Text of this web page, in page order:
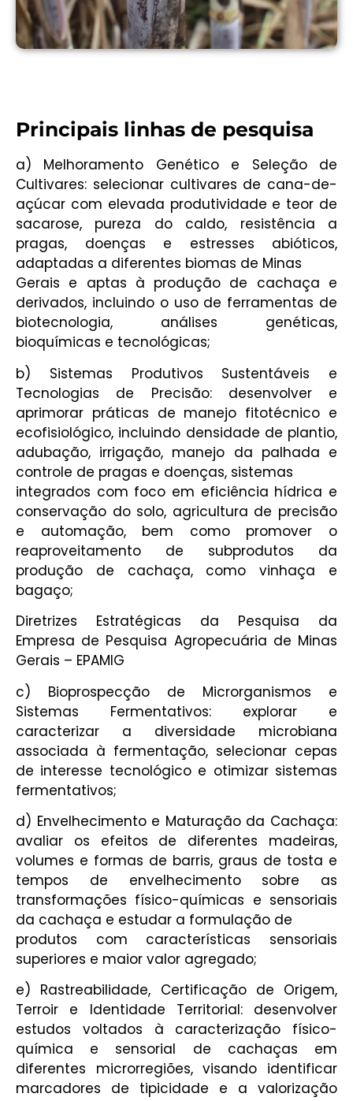
Principais linhas de pesquisa
a) Melhoramento Genético e Seleção de
Cultivares: selecionar cultivares de cana-de-
açúcar com elevada produtividade e teor de
sacarose, pureza do caldo, resistência a
pragas, doenças e estresses abióticos,
adaptadas a diferentes biomas de Minas
Gerais e aptas à produção de cachaça e
derivados, incluindo o uso de ferramentas de
biotecnologia, análises genéticas,
bioquímicas e tecnológicas;
b) Sistemas Produtivos Sustentáveis e
Tecnologias de Precisão: desenvolver e
aprimorar práticas de manejo fitotécnico e
ecofisiológico, incluindo densidade de plantio,
adubação, irrigação, manejo da palhada e
controle de pragas e doenças, sistemas
integrados com foco em eficiência hídrica e
conservação do solo, agricultura de precisão
e automação, bem como promover o
reaproveitamento de subprodutos da
produção de cachaça, como vinhaça e
bagaço;
Diretrizes Estratégicas da Pesquisa da
Empresa de Pesquisa Agropecuária de Minas
Gerais – EPAMIG
c) Bioprospecção de Microrganismos e
Sistemas Fermentativos: explorar e
caracterizar a diversidade microbiana
associada à fermentação, selecionar cepas
de interesse tecnológico e otimizar sistemas
fermentativos;
d) Envelhecimento e Maturação da Cachaça:
avaliar os efeitos de diferentes madeiras,
volumes e formas de barris, graus de tosta e
tempos de envelhecimento sobre as
transformações físico-químicas e sensoriais
da cachaça e estudar a formulação de
produtos com características sensoriais
superiores e maior valor agregado;
e) Rastreabilidade, Certificação de Origem,
Terroir e Identidade Territorial: desenvolver
estudos voltados à caracterização físico-
química e sensorial de cachaças em
diferentes microrregiões, visando identificar
marcadores de tipicidade e a valorização